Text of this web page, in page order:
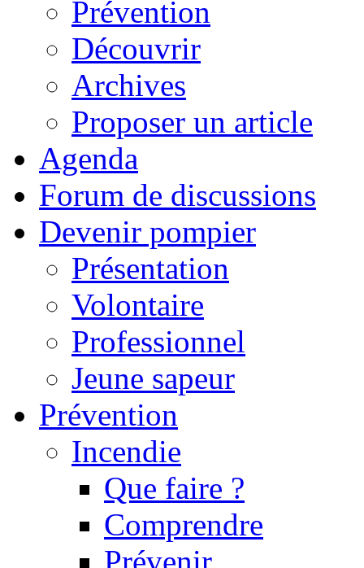
Prévention
Découvrir
Archives
Proposer un article
Agenda
Forum de discussions
Devenir pompier
Présentation
Volontaire
Professionnel
Jeune sapeur
Prévention
Incendie
Que faire ?
Comprendre
Prévenir